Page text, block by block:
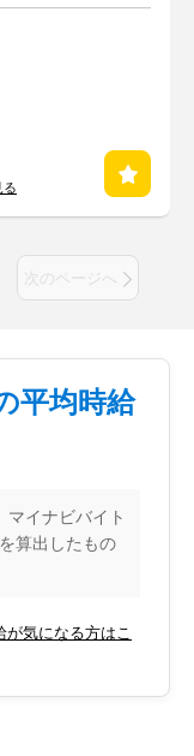
る
次のページへ
平均時給
イナビバイト
算出したもの
が気になる方はこ